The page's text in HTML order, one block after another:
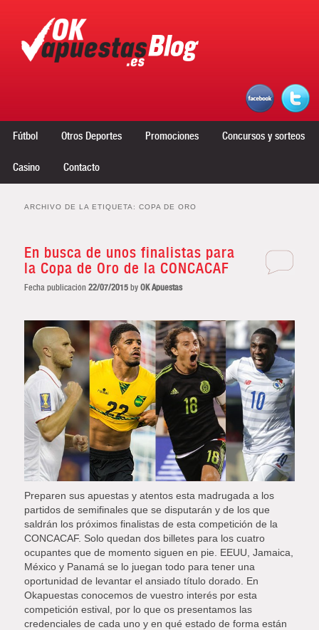
Ir al contenido principal
Ir al contenido secundario
Fútbol Otros Deportes Promociones Concursos y sorteos
Casino Contacto
ARCHIVO DE LA ETIQUETA:COPA DE ORO
En busca de unos finalistas para
la Copa de Oro de la CONCACAF
Fecha publicación22/07/2015 byOK Apuestas
Preparen sus apuestas y atentos esta madrugada a los
partidos de semifinales que se disputarán y de los que
saldrán los próximos finalistas de esta competición de la
CONCACAF. Solo quedan dos billetes para los cuatro
ocupantes que de momento siguen en pie. EEUU, Jamaica,
México y Panamá se lo juegan todo para tener una
oportunidad de levantar el ansiado título dorado. En
Okapuestas conocemos de vuestro interés por esta
competición estival, por lo que os presentamos las
credenciales de cada uno y en qué estado de forma están